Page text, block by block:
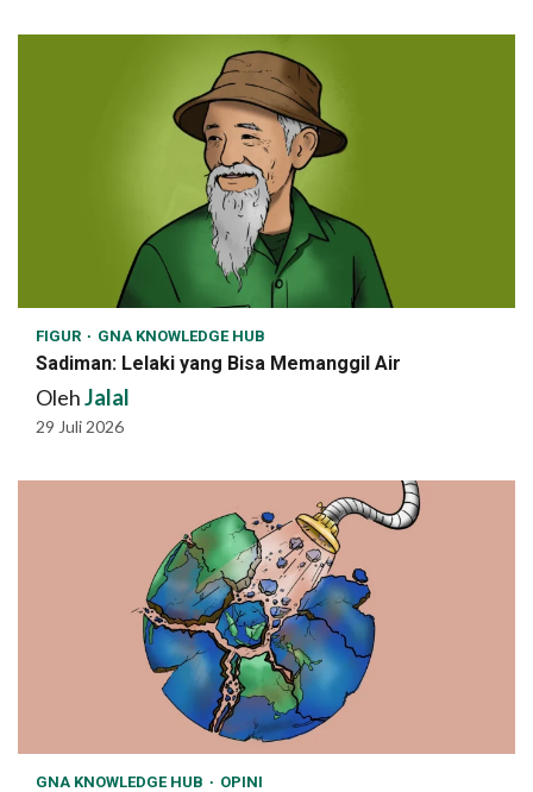
FIGUR GNA KNOWLEDGE HUB
Sadiman: Lelaki yang Bisa Memanggil Air
OlehJalal
29 Juli 2026
GNA KNOWLEDGE HUB OPINI